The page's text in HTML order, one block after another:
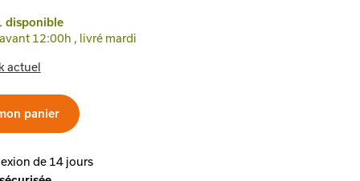
disponible
12:00h , livré mardi
actuel
panier
de 14 jours